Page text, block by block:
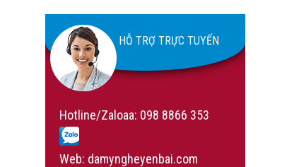
HỖ TRỢ TRỰC TUYẾN
Hotline/Zaloaa: 098 8866 353
Web: damyngheyenbai.com